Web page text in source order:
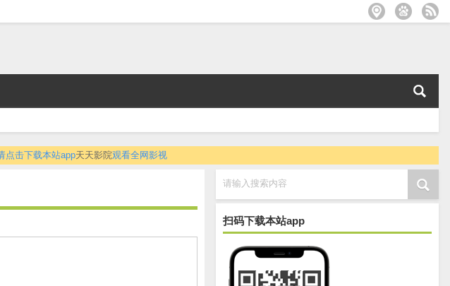
点击下载本站app天天影院观看全网影视
请输入搜索内容
扫码下载本站app